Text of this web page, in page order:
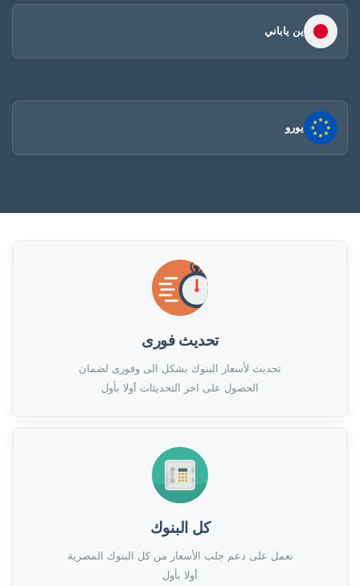
ين ياباني
يورو
تحديث فورى
تحديث لأسعار البنوك بشكل الى وفورى لضمان
الحصول على اخر التحديثات أولا بأول
كل البنوك
نعمل على دعم جلب الأسعار من كل البنوك المصرية
أولا بأول